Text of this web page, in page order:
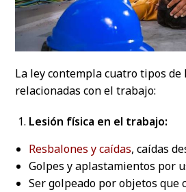
La ley contempla cuatro tipos de
relacionadas con el trabajo:
Lesión física en el trabajo:
Resbalones y caídas, caídas
Golpes y aplastamientos por
Ser golpeado por objetos que